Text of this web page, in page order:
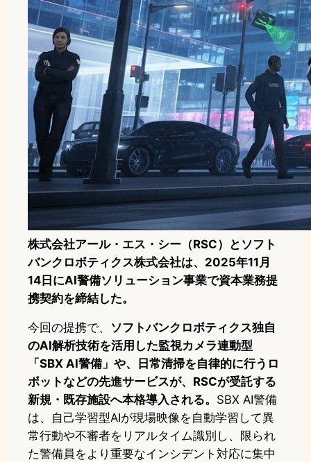
株式会社アール・エス・シー（RSC）とソフト
バンクロボティクス株式会社は、2025年11月
14日にAI警備ソリューション事業で資本業務提
携契約を締結した。
今回の提携で、 ソフトバンクロボティクス独自
のAI解析技術を活用した監視カメラ連動型
「SBX AI警備」や、日常清掃を自律的に行うロ
ボットなどの先進サービスが、RSCが受託する
新規・既存施設へ本格導入される。 SBX AI警備
は、自己学習型AIが現場映像を自動学習して異
常行動や不審者をリアルタイム識別し、限られ
た警備員をより重要なインシデント対応に集中